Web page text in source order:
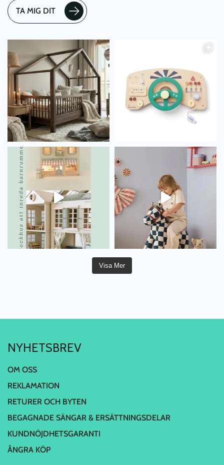
TA MIG DIT
Visa Mer
NYHETSBREV
OM OSS
REKLAMATION
RETURER OCH BYTEN
BEGAGNADE SÄNGAR & ERSÄTTNINGSDELAR
KUNDNÖJDHETSGARANTI
ÅNGRA KÖP